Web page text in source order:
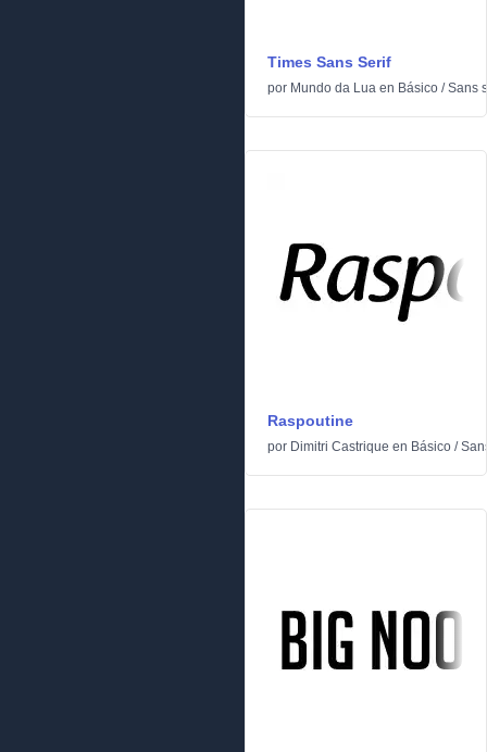
Times Sans Serif
por Mundo da Lua en Básico /Sans
Raspoutine
por Dimitri Castrique en Básico /